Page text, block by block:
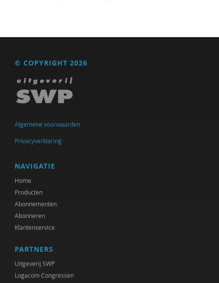
Robin Stemerding
Jeannette van der Meijde
Anja Visser
Jaap Wijkstra
Alke Wisselink
© COPYRIGHT 2026
Algemene voorwaarden
Privacyverklaring
NAVIGATIE
Home
Producten
Abonnementen
Abonneren
Klantenservice
PARTNERS
Uitgeverij SWP
Logacom Congressen